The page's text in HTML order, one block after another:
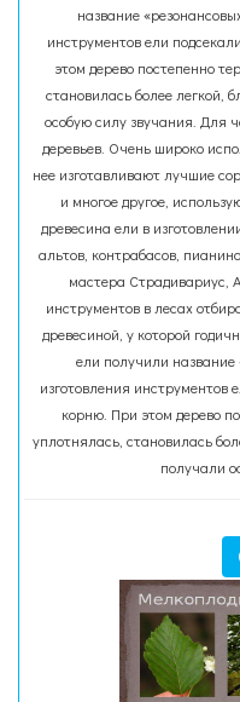
название
инструментов ели
этом дерево постепенно
становилась более легкой,
особую силу звучания. Для
деревьев. Очень широко
нее изготавливают лучшие
и многое другое,
древесина ели в
альтов, контрабасов,
мастера Страдивариус,
инструментов в лесах
древесиной, у которой
ели получили
изготовления инструментов
корню. При этом дерево
уплотнялась, становилась
получали